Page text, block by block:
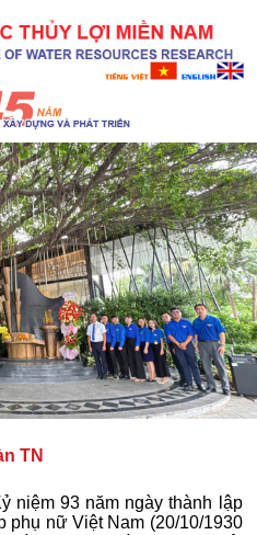
TN
niệm 93 năm ngày thành lập
phụ nữ Việt Nam (20/10/1930